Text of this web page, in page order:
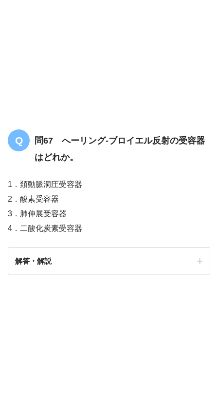
問67 へーリング-ブロイエル反射の受容器
はどれか。
1．頚動脈洞圧受容器
2．酸素受容器
3．肺伸展受容器
4．二酸化炭素受容器
解答・解説